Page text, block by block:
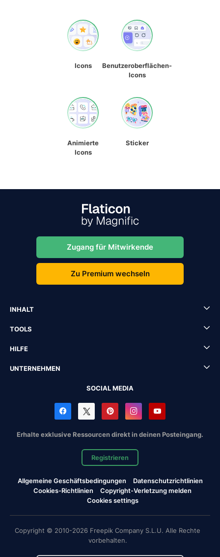
Icons
Benutzeroberflächen-
Icons
Animierte
Icons
Sticker
Zugang für Mitwirkende
Zu Premium wechseln
INHALT
TOOLS
HILFE
UNTERNEHMEN
SOCIAL MEDIA
Erhalte exklusive Ressourcen direkt in deinen Posteingang.
Registrieren
Allgemeine Geschäftsbedingungen
Datenschutzrichtlinien
Cookies-Richtlinien
Copyright-Verletzung melden
Cookies settings
Copyright © 2010-2026 Freepik Company S.L.U. Alle Rechte
vorbehalten.